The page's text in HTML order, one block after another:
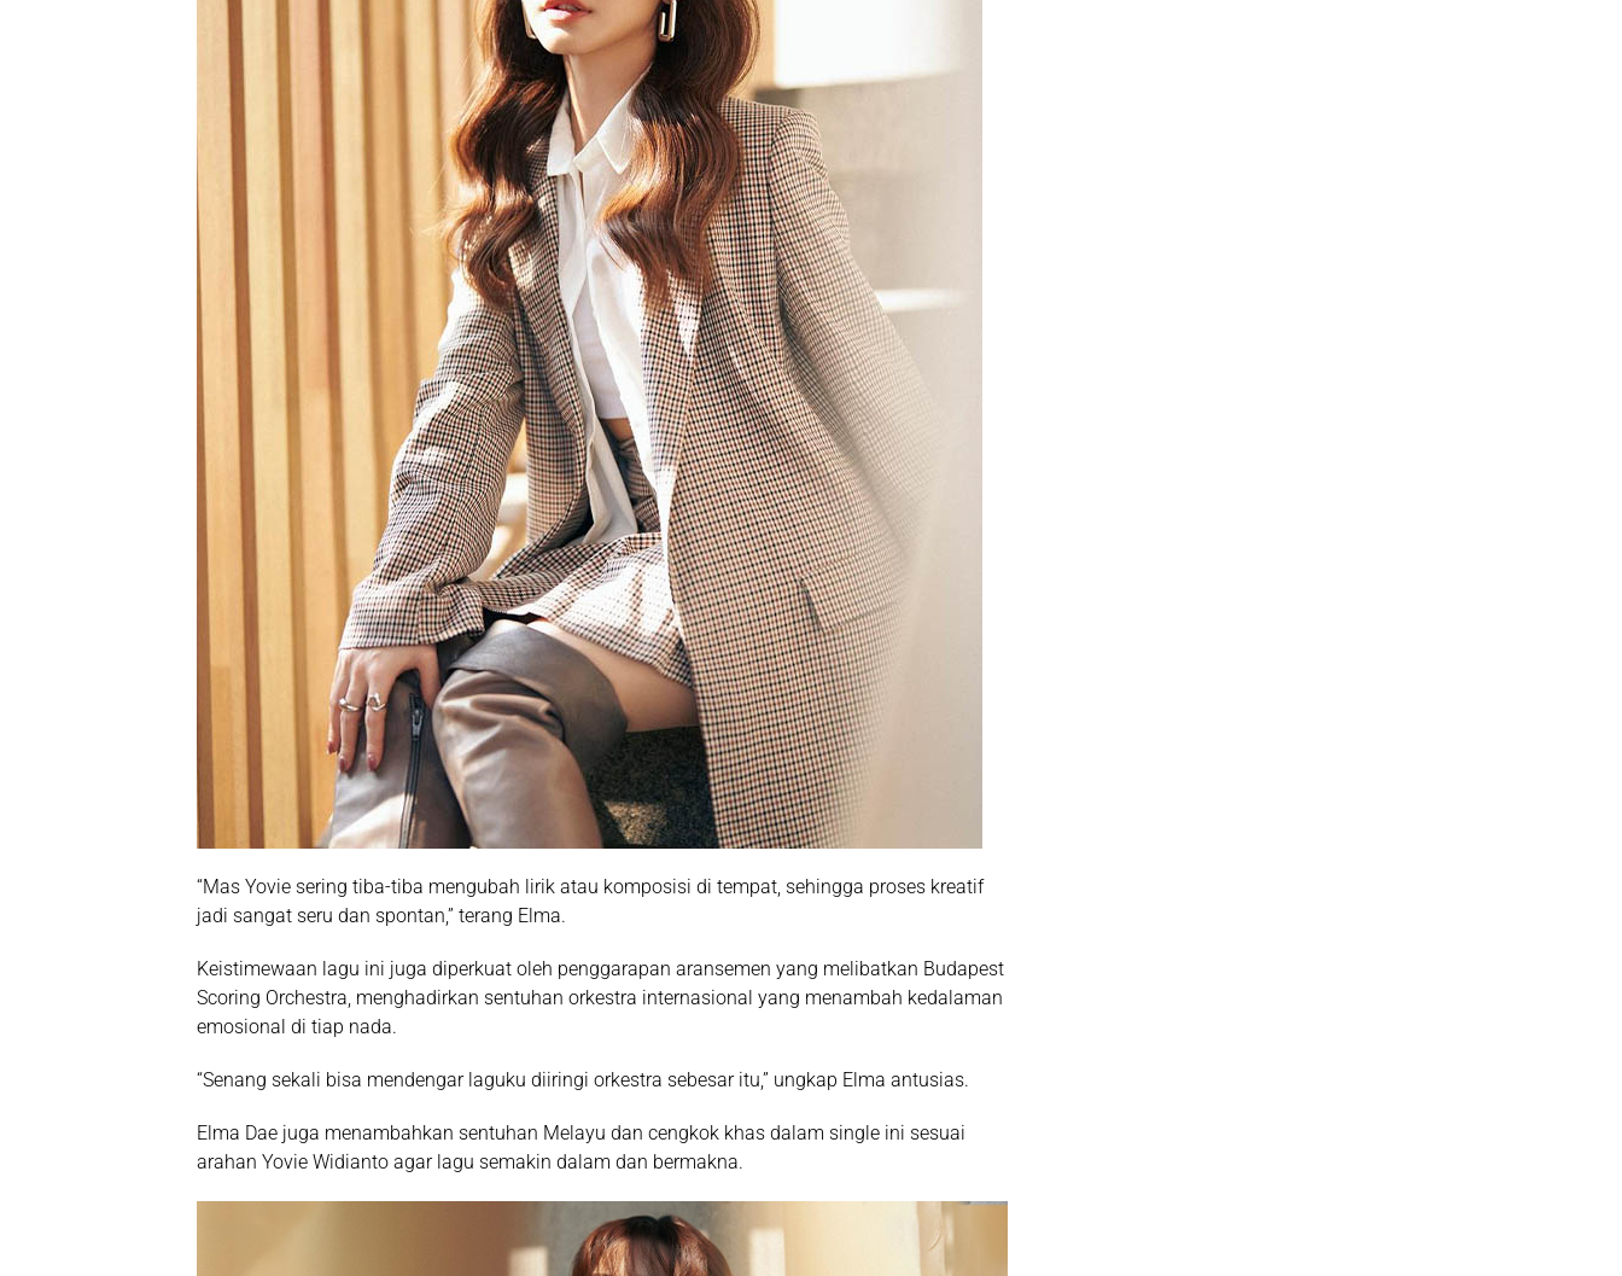
“Mas Yovie sering tiba-tiba mengubah lirik atau komposisi di tempat, sehingga proses kreatif
jadi sangat seru dan spontan,” terang Elma.
Keistimewaan lagu ini juga diperkuat oleh penggarapan aransemen yang melibatkan Budapest
Scoring Orchestra, menghadirkan sentuhan orkestra internasional yang menambah kedalaman
emosional di tiap nada.
“Senang sekali bisa mendengar laguku diiringi orkestra sebesar itu,” ungkap Elma antusias.
Elma Dae juga menambahkan sentuhan Melayu dan cengkok khas dalam single ini sesuai
arahan Yovie Widianto agar lagu semakin dalam dan bermakna.